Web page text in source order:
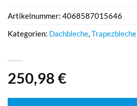
250,98 €
Artikelnummer: 4068587015646
Kategorien: Dachbleche,Trapezbleche